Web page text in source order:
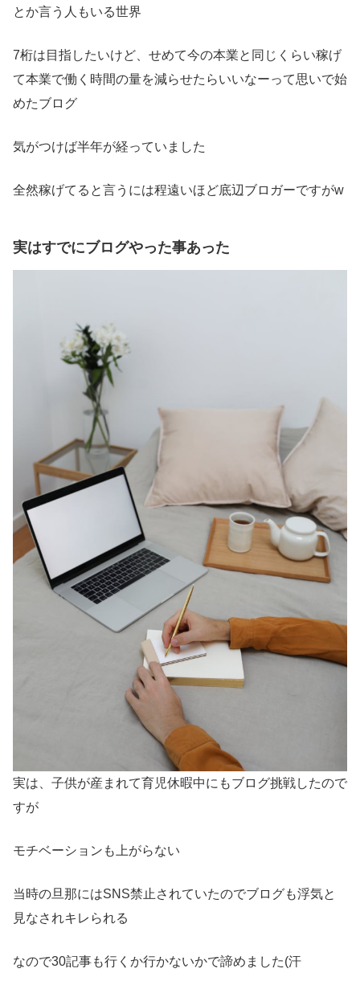
とか言う人もいる世界
7桁は目指したいけど、せめて今の本業と同じくらい稼げ
て本業で働く時間の量を減らせたらいいなーって思いで始
めたブログ
気がつけば半年が経っていました
全然稼げてると言うには程遠いほど底辺ブロガーですがw
実はすでにブログやった事あった
実は、子供が産まれて育児休暇中にもブログ挑戦したので
すが
モチベーションも上がらない
当時の旦那にはSNS禁止されていたのでブログも浮気と
見なされキレられる
なので30記事も行くか行かないかで諦めました(汗